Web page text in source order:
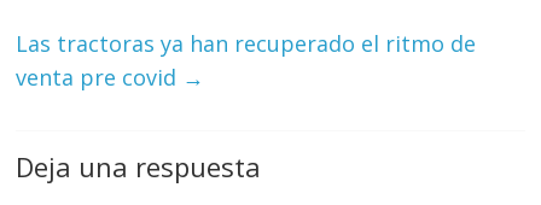
Las tractoras ya han recuperado el ritmo de
venta pre covid →
Deja una respuesta